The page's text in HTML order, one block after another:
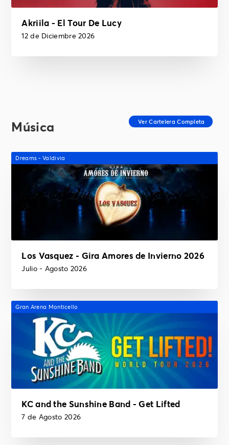
Akriila - El Tour De Lucy
12 de Diciembre 2026
Música
Dreams - Valdivia
Los Vasquez - Gira Amores de Invierno 2026
Julio - Agosto 2026
Gran Arena Monticello
KC and the Sunshine Band - Get Lifted
7 de Agosto 2026